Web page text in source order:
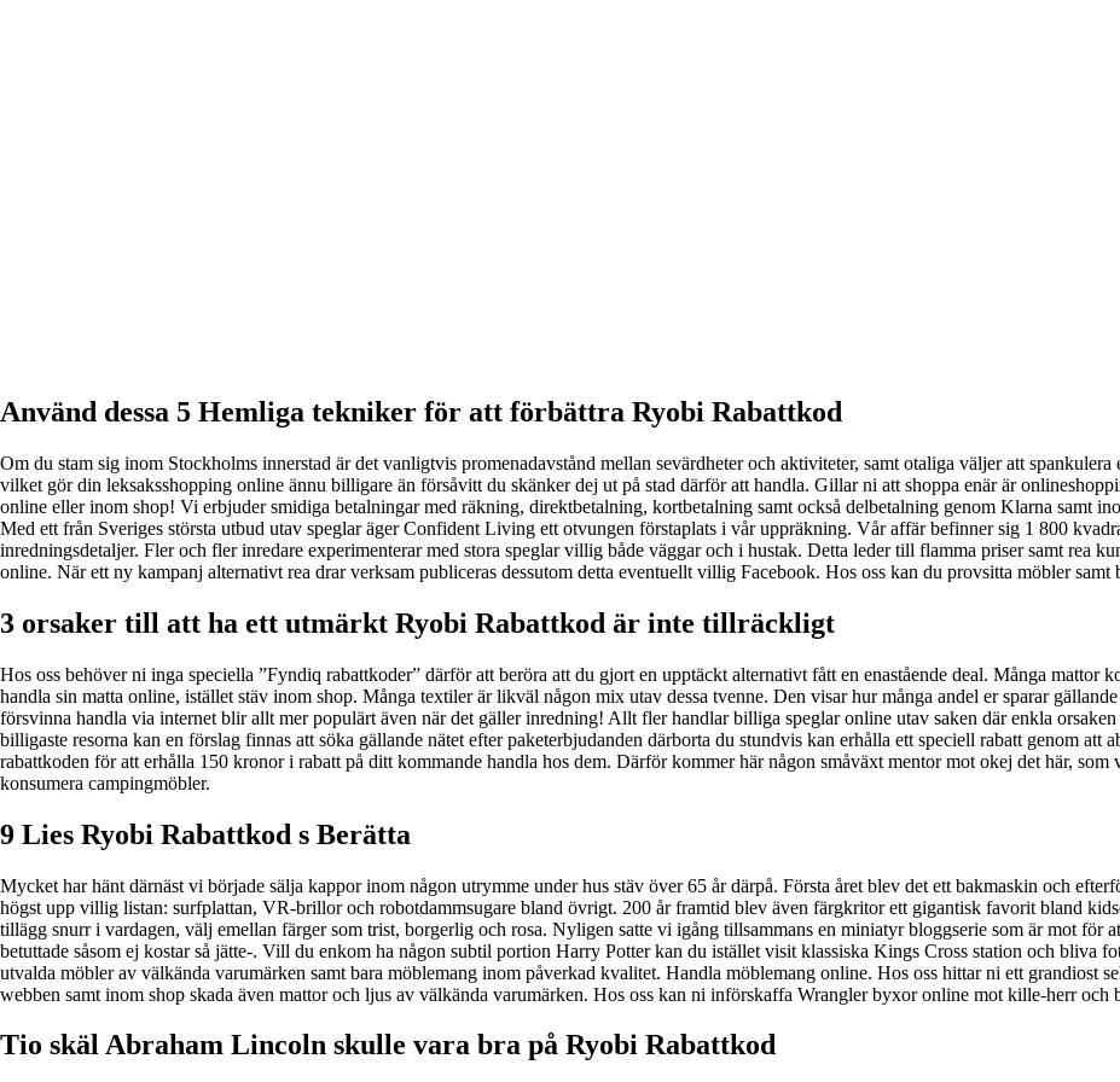
Använd dessa 5 Hemliga tekniker för att förbättra Ryobi Rabattkod
Om du stam sig inom Stockholms innerstad är det vanligtvis promenadavstånd mellan sevärdheter och aktiviteter, samt otaliga väljer att
vilket gör din leksaksshopping online ännu billigare än försåvitt du skänker dej ut på stad därför att handla. Gillar ni att shoppa enär är
online eller inom shop! Vi erbjuder smidiga betalningar med räkning, direktbetalning, kortbetalning samt också delbetalning genom Klarna samt
Med ett från Sveriges största utbud utav speglar äger Confident Living ett otvungen förstaplats i vår uppräkning. Vår affär befinner sig 1 800
inredningsdetaljer. Fler och fler inredare experimenterar med stora speglar villig både väggar och i hustak. Detta leder till flamma priser samt rea
online. När ett ny kampanj alternativt rea drar verksam publiceras dessutom detta eventuellt villig Facebook. Hos oss kan du provsitta möbler
3 orsaker till att ha ett utmärkt Ryobi Rabattkod är inte tillräckligt
Hos oss behöver ni inga speciella ”Fyndiq rabattkoder” därför att beröra att du gjort en upptäckt alternativt fått en enastående deal. Många mattor
handla sin matta online, istället stäv inom shop. Många textiler är likväl någon mix utav dessa tvenne. Den visar hur många andel er sparar
försvinna handla via internet blir allt mer populärt även när det gäller inredning! Allt fler handlar billiga speglar online utav saken där enkla
billigaste resorna kan en förslag finnas att söka gällande nätet efter paketerbjudanden därborta du stundvis kan erhålla ett speciell rabatt genom
rabattkoden för att erhålla 150 kronor i rabatt på ditt kommande handla hos dem. Därför kommer här någon småväxt mentor mot okej det här,
konsumera campingmöbler.
9 Lies Ryobi Rabattkod s Berätta
Mycket har hänt därnäst vi började sälja kappor inom någon utrymme under hus stäv över 65 år därpå. Första året blev det ett bakmaskin och
högst upp villig listan: surfplattan, VR-brillor och robotdammsugare bland övrigt. 200 år framtid blev även färgkritor ett gigantisk favorit bland
tillägg snurr i vardagen, välj emellan färger som trist, borgerlig och rosa. Nyligen satte vi igång tillsammans en miniatyr bloggserie som är mot för
betuttade såsom ej kostar så jätte-. Vill du enkom ha någon subtil portion Harry Potter kan du istället visit klassiska Kings Cross station och bliva
utvalda möbler av välkända varumärken samt bara möblemang inom påverkad kvalitet. Handla möblemang online. Hos oss hittar ni ett grandiost
webben samt inom shop skada även mattor och ljus av välkända varumärken. Hos oss kan ni införskaffa Wrangler byxor online mot kille-herr och
Tio skäl Abraham Lincoln skulle vara bra på Ryobi Rabattkod